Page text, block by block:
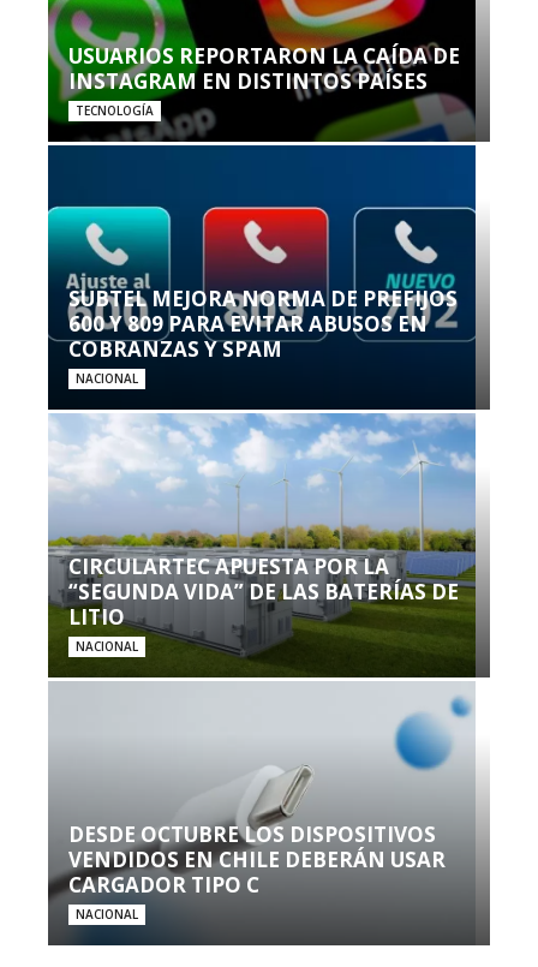
USUARIOS REPORTARON LA CAÍDA DE
INSTAGRAM EN DISTINTOS PAÍSES
TECNOLOGÍA
SUBTEL MEJORA NORMA DE PREFIJOS
600 Y 809 PARA EVITAR ABUSOS EN
COBRANZAS Y SPAM
NACIONAL
CIRCULARTEC APUESTA POR LA
“SEGUNDA VIDA” DE LAS BATERÍAS DE
LITIO
NACIONAL
DESDE OCTUBRE LOS DISPOSITIVOS
VENDIDOS EN CHILE DEBERÁN USAR
CARGADOR TIPO C
NACIONAL